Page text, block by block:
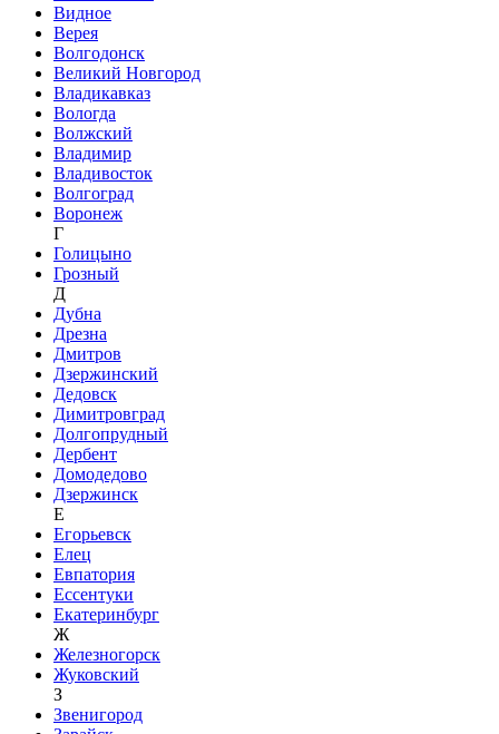
Видное
Верея
Волгодонск
Великий Новгород
Владикавказ
Вологда
Волжский
Владимир
Владивосток
Волгоград
Воронеж
Г
Голицыно
Грозный
Д
Дубна
Дрезна
Дмитров
Дзержинский
Дедовск
Димитровград
Долгопрудный
Дербент
Домодедово
Дзержинск
Е
Егорьевск
Елец
Евпатория
Ессентуки
Екатеринбург
Ж
Железногорск
Жуковский
З
Звенигород